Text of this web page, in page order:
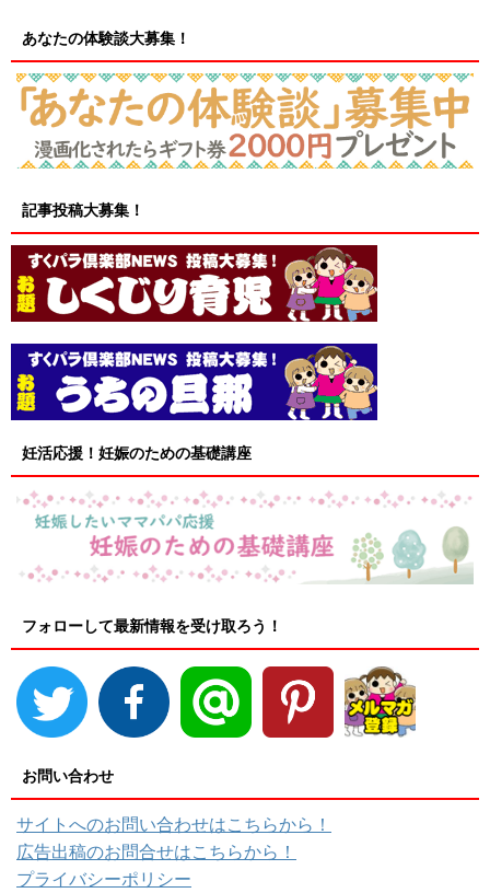
あなたの体験談大募集！
記事投稿大募集！
妊活応援！妊娠のための基礎講座
フォローして最新情報を受け取ろう！
お問い合わせ
サイトへのお問い合わせはこちらから！
広告出稿のお問合せはこちらから！
プライバシーポリシー